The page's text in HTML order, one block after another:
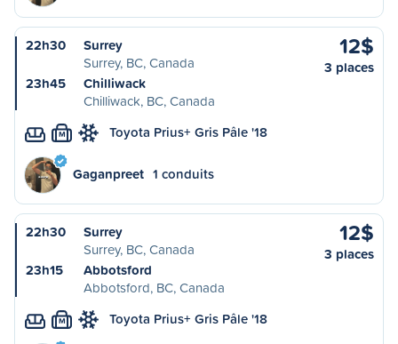
22h30
Surrey
Surrey, BC, Canada
23h45
Chilliwack
Chilliwack, BC, Canada
12$
3 places
M Toyota Prius+ Gris Pâle '18
Gaganpreet 1 conduits
22h30
Surrey
Surrey, BC, Canada
23h15
Abbotsford
Abbotsford, BC, Canada
12$
3 places
M Toyota Prius+ Gris Pâle '18